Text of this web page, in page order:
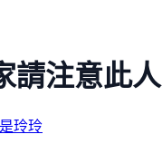
請注意此人
玲玲